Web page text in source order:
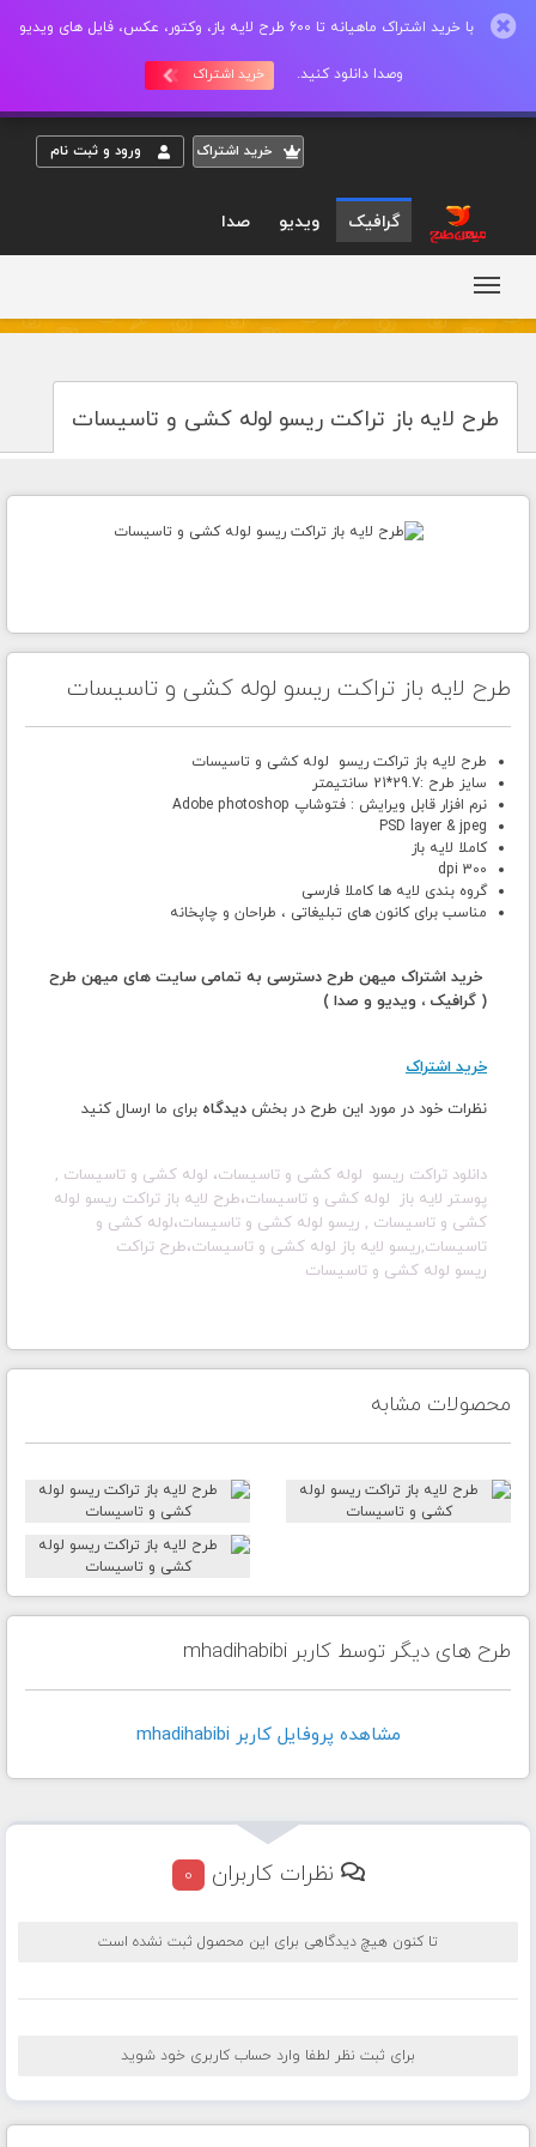
با خرید اشتراک ماهیانه تا 600 طرح لایه باز، وکتور، عکس، فایل های ویدیو
وصدا دانلود کنید. خرید اشتراک
خريد اشتراک ورود و ثبت نام
گرافیک ویدیو صدا
طرح لایه باز تراکت ریسو لوله کشی و تاسیسات
طرح لایه باز تراکت ریسو لوله کشی و تاسیسات
طرح لایه باز تراکت ریسو لوله کشی و تاسیسات
سایز طرح :29.7*21 سانتیمتر
نرم افزار قابل ویرایش : فتوشاپ Adobe photoshop
PSD layer & jpeg
کاملا لایه باز
300 dpi
گروه بندی لایه ها کاملا فارسی
مناسب برای کانون های تبلیغاتی ، طراحان و چاپخانه
خرید اشتراک میهن طرح دسترسی به تمامی سایت های میهن طرح
( گرافیک ، ویدیو و صدا )
خرید اشتراک
نظرات خود در مورد این طرح در بخش دیدگاه برای ما ارسال کنید
دانلود تراکت ریسو لوله کشی و تاسیسات، لوله کشی و تاسیسات ,
پوستر لایه باز لوله کشی و تاسیسات، طرح لایه باز تراکت ریسو لوله
کشی و تاسیسات , ریسو لوله کشی و تاسیسات،لوله کشی و
تاسیسات,ریسو لایه باز لوله کشی و تاسیسات،طرح تراکت
ریسو لوله کشی و تاسیسات
محصولات مشابه
طرح های دیگر توسط کاربر mhadihabibi
مشاهده پروفايل کاربر mhadihabibi
نظرات کاربران 0
تا کنون هیچ دیدگاهی برای این محصول ثبت نشده است
برای ثبت نظر لطفا وارد حساب کاربری خود شوید